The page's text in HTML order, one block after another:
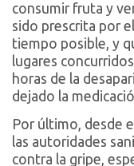
consumir fruta y
sido prescrita por
tiempo posible, y
lugares
horas de la
dejado la
Por último, desde
las autoridades
contra la gripe,